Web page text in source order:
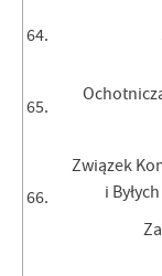
64.
65.
66.
Związek
i